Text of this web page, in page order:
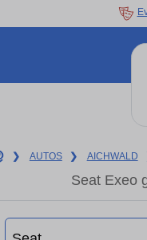
❯ AUTOS ❯ AICHWALD
Seat Exeo